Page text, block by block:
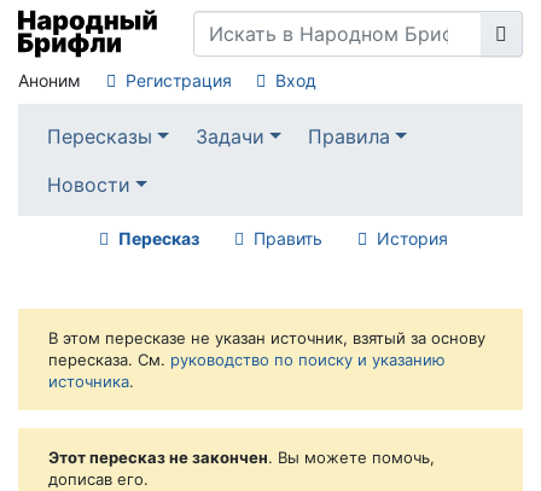
Аноним Регистрация Вход
Пересказы Задачи
Правила
Новости
Пересказ Править История
В этом пересказе не указан источник, взятый за основу
пересказа. См. руководство по поиску и указанию
источника.
Этот пересказ не закончен. Вы можете помочь,
дописав его.